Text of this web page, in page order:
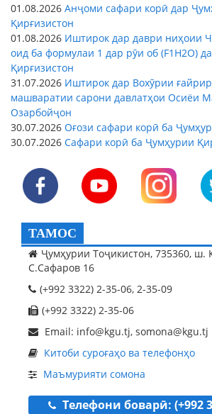
01.08.2026 Анҷоми сафари корӣ дар
Қирғизистон
01.08.2026 Иштирок дар даври ниҳоии
оид ба формулаи 1 дар рӯи об (F1H2O)
Қирғизистон
31.07.2026 Иштирок дар Вохӯрии
машваратии сарони давлатҳои Осиёи
Озарбойҷон
30.07.2026 Оғози сафари корӣ ба
30.07.2026 Сафари корӣ ба Ҷумҳурии
ТАМОС
Ҷумҳурии Тоҷикистон, 735360, ш.
С.Сафаров 16
(+992 3322) 2-35-06, 2-35-09
(+992 3322) 2-35-06
Email: info@kgu.tj, somona@kgu.tj
Китоби суроғаҳо ва телефонҳо
Маъмурияти сомона
Телефони боварӣ: (+992